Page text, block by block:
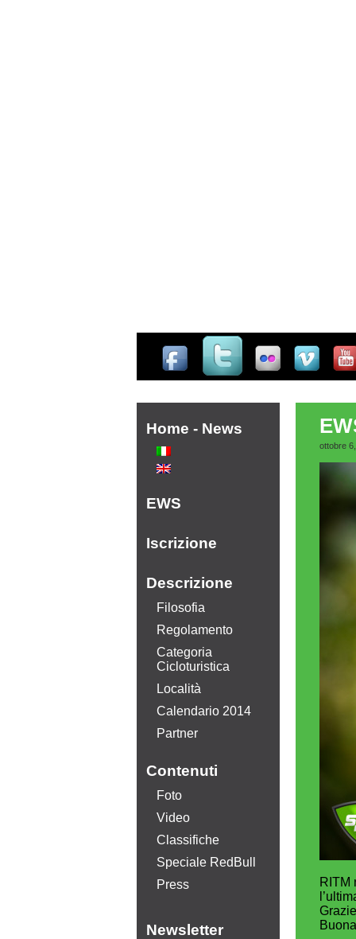
ottobre
RITM
Home - News
EWS
Iscrizione
Descrizione
Filosofia
Regolamento
Categoria
Cicloturistica
Località
Calendario 2014
Partner
Contenuti
Foto
Video
Classifiche
Speciale RedBull
Press
Newsletter